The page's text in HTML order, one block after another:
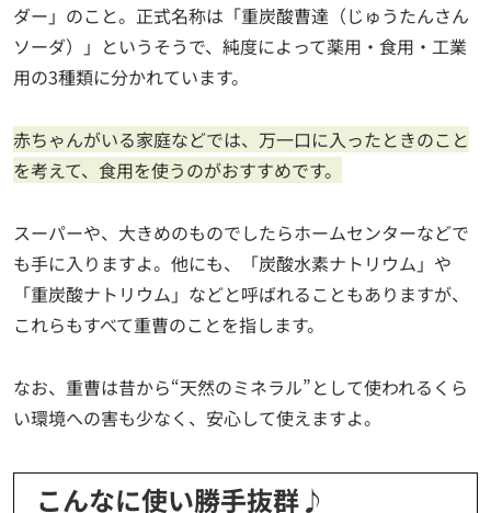
ダー」のこと。正式名称は「重炭酸曹達（じゅうたんさん
ソーダ）」というそうで、純度によって薬用・食用・工業
用の3種類に分かれています。
赤ちゃんがいる家庭などでは、万一口に入ったときのこと
を考えて、食用を使うのがおすすめです。
スーパーや、大きめのものでしたらホームセンターなどで
も手に入りますよ。他にも、「炭酸水素ナトリウム」や
「重炭酸ナトリウム」などと呼ばれることもありますが、
これらもすべて重曹のことを指します。
なお、重曹は昔から“天然のミネラル”として使われるくら
い環境への害も少なく、安心して使えますよ。
こんなに使い勝手抜群♪